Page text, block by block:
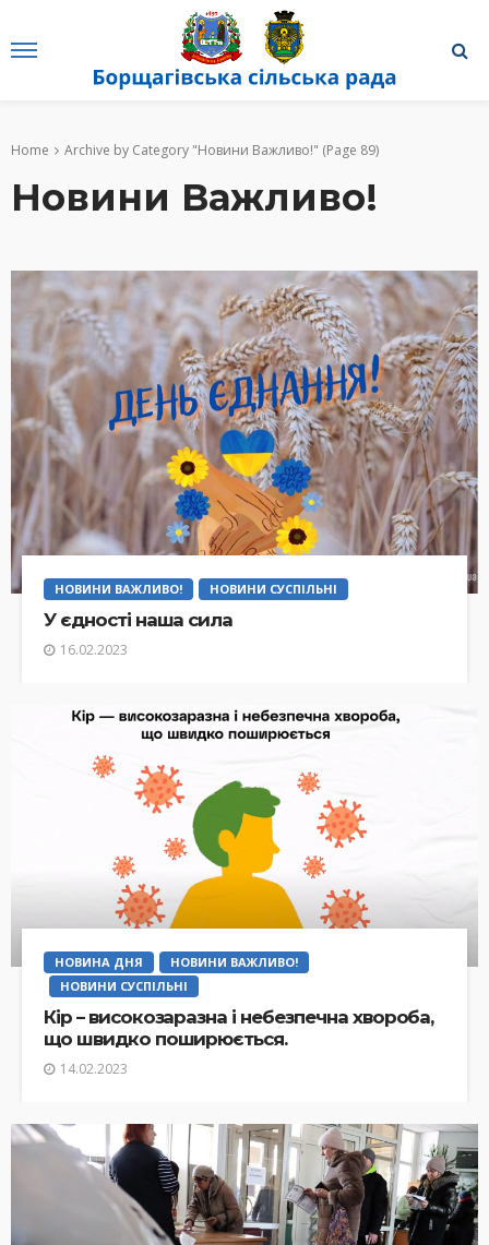
Home Archive by Category "Новини Важливо!" (Page 89)
Новини Важливо!
НОВИНИ ВАЖЛИВО! НОВИНИ СУСПІЛЬНІ
У єдності наша сила
16.02.2023
НОВИНА ДНЯ
НОВИНИ ВАЖЛИВО!
НОВИНИ СУСПІЛЬНІ
Кір – високозаразна і небезпечна хвороба,
що швидко поширюється.
14.02.2023